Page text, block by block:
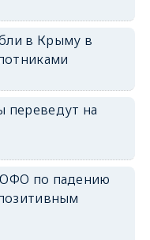
в Крыму в
переведут на
по падению